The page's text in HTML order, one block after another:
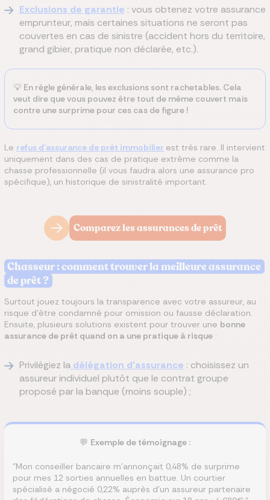
Exclusions de garantie : vous obtenez votre assurance
emprunteur, mais certaines situations ne seront pas
couvertes en cas de sinistre (accident hors du territoire,
grand gibier, pratique non déclarée, etc.).
💡 En règle générale, les exclusions sont rachetables. Cela
veut dire que vous pouvez être tout de même couvert mais
contre une surprime pour ces cas de figure !
Le refus d'assurance de prêt immobilier est très rare. Il intervient
uniquement dans des cas de pratique extrême comme la
chasse professionnelle (il vous faudra alors une assurance pro
spécifique), un historique de sinistralité important.
Comparez les assurances de prêt
Chasseur : comment trouver la meilleure assurance
de prêt ?
Surtout jouez toujours la transparence avec votre assureur, au
risque d'être condamné pour omission ou fausse déclaration.
Ensuite, plusieurs solutions existent pour trouver une bonne
assurance de prêt quand on a une pratique à risque :
Privilégiez ladélégation d'assurance : choisissez un
assureur individuel plutôt que le contrat groupe
proposé par la banque (moins souple) ;
💬 Exemple de témoignage :
"Mon conseiller bancaire m'annonçait 0,48% de surprime
pour mes 12 sorties annuelles en battue. Un courtier
spécialisé a négocié 0,22% auprès d'un assureur partenaire